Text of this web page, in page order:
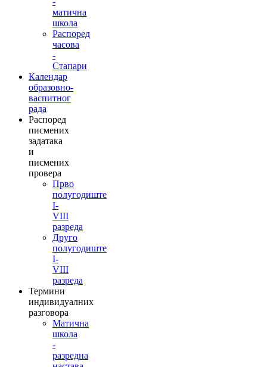
матична
школа
Распоред
часова
-
Стапари
Календар
образовно-
васпитног
рада
Распоред
писмених
задатака
и
писмених
провера
Прво
полугодиште
I-
VIII
разреда
Друго
полугодиште
I-
VIII
разреда
Термини
индивидуалних
разговора
Матична
школа
-
разредна